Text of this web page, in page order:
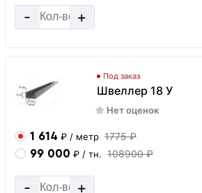
- +
Под заказ
Швеллер 18 У
Нет оценок
1 614 ₽ / метр 1775 ₽
99 000 ₽ / тн. 108900 ₽
- +